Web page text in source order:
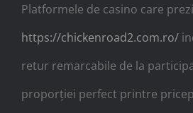
Platformele de casino care
https://chickenroad2.com.ro/
retur remarcabile de la
proporției perfect printre